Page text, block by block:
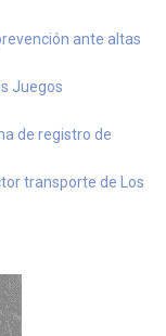
ante altas
Juegos
de registro de
transporte de Los